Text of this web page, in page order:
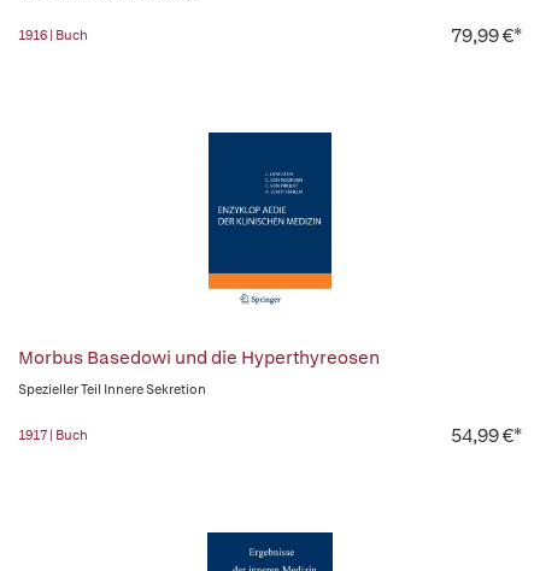
1916 | Buch 79,99 €*
Morbus Basedowi und die Hyperthyreosen
Spezieller Teil Innere Sekretion
1917 | Buch 54,99 €*